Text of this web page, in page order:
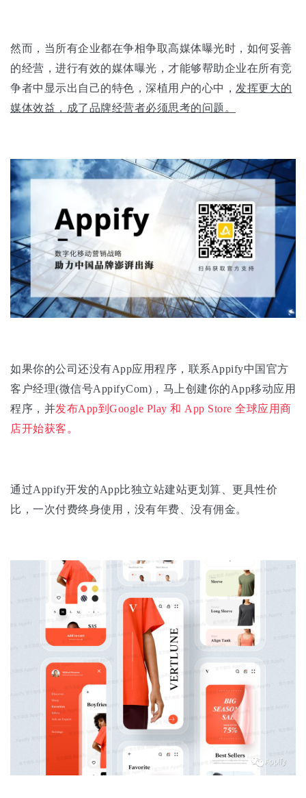
然而，当所有企业都在争相争取高媒体曝光时，如何妥善
的经营，进行有效的媒体曝光，才能够帮助企业在所有竞
争者中显示出自己的特色，深植用户的心中， 发挥更大的
媒体效益，成了品牌经营者必须思考的问题。
如果你的公司还没有App应用程序，联系Appify中国官方
客户经理(微信号AppifyCom)，马上创建你的App移动应用
程序，并发布App到Google Play 和 App Store 全球应用商
店开始获客。
通过Appify开发的App比独立站建站更划算、更具性价
比，一次付费终身使用，没有年费、没有佣金。